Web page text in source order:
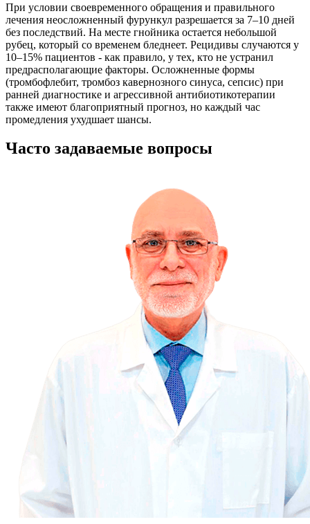
При условии своевременного обращения и правильного
лечения неосложненный фурункул разрешается за 7–10 дней
без последствий. На месте гнойника остается небольшой
рубец, который со временем бледнеет. Рецидивы случаются у
10–15% пациентов - как правило, у тех, кто не устранил
предрасполагающие факторы. Осложненные формы
(тромбофлебит, тромбоз кавернозного синуса, сепсис) при
ранней диагностике и агрессивной антибиотикотерапии
также имеют благоприятный прогноз, но каждый час
промедления ухудшает шансы.
Часто задаваемые вопросы